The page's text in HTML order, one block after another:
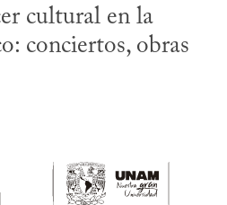
cultural en la
conciertos, obras